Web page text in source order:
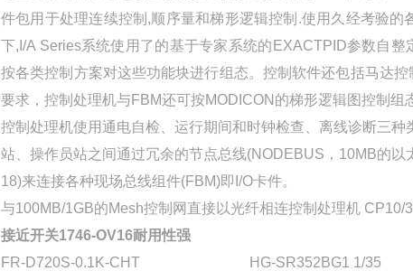
件包用于处理连续控制,顺序量和梯形逻辑控制.使用久经考验
下,I/A Series系统使用了的基于专家系统的EXACTPID参数自
按各类控制方案对这些功能块进行组态。控制软件还包括马达
要求，控制处理机与FBM还可按MODICON的梯形逻辑图控制组
控制处理机使用通电自检、运行期间和时钟检查、离线诊断三
站、操作员站之间通过冗余的节点总线(NODEBUS，10MB的
18)来连接各种现场总线组件(FBM)即I/O卡件。
与100MB/1GB的Mesh控制网直接以光纤相连控制处理机 CP10/
接近开关1746-OV16耐用性强
FR-D720S-0.1K-CHT
HG-SR352BG1 1/35